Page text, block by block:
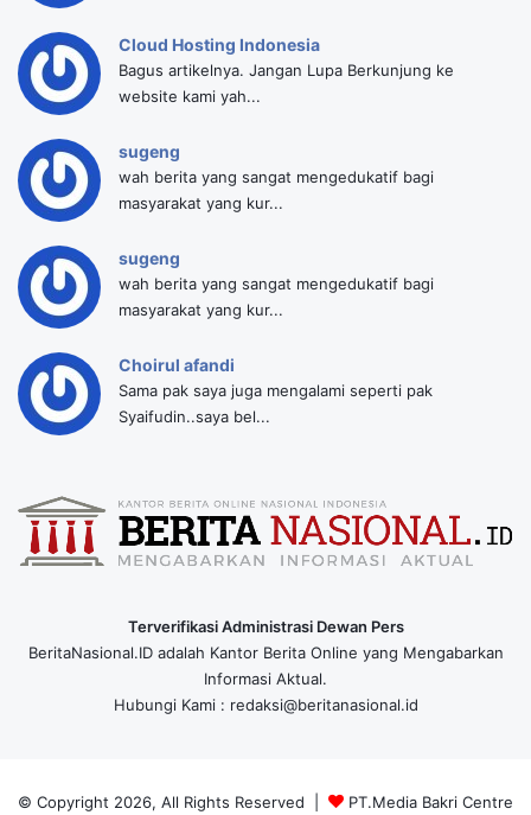
Cloud Hosting Indonesia
Bagus artikelnya. Jangan Lupa Berkunjung ke
website kami yah...
sugeng
wah berita yang sangat mengedukatif bagi
masyarakat yang kur...
sugeng
wah berita yang sangat mengedukatif bagi
masyarakat yang kur...
Choirul afandi
Sama pak saya juga mengalami seperti pak
Syaifudin..saya bel...
Terverifikasi Administrasi Dewan Pers
BeritaNasional.ID adalah Kantor Berita Online yang Mengabarkan
Informasi Aktual.
Hubungi Kami : redaksi@beritanasional.id
© Copyright 2026, All Rights Reserved | PT.Media Bakri Centre